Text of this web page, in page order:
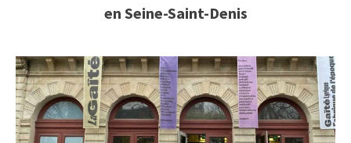
en Seine-Saint-Denis